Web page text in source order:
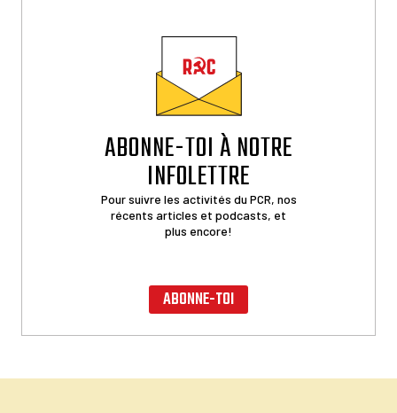
ABONNE-TOI À NOTRE
INFOLETTRE
Pour suivre les activités du PCR, nos
récents articles et podcasts, et
plus encore!
ABONNE-TOI